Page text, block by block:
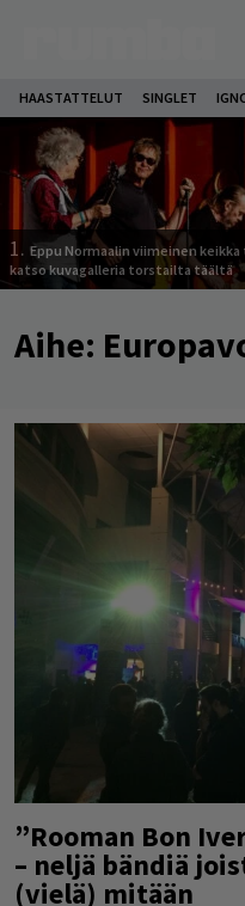
HAASTATTELUT SINGLET
1. Eppu Normaalin viimeinen keikka
katso kuvagalleria torstailta täältä
Aihe:
”Rooman Bon
– neljä bändiä
(vielä) mitään